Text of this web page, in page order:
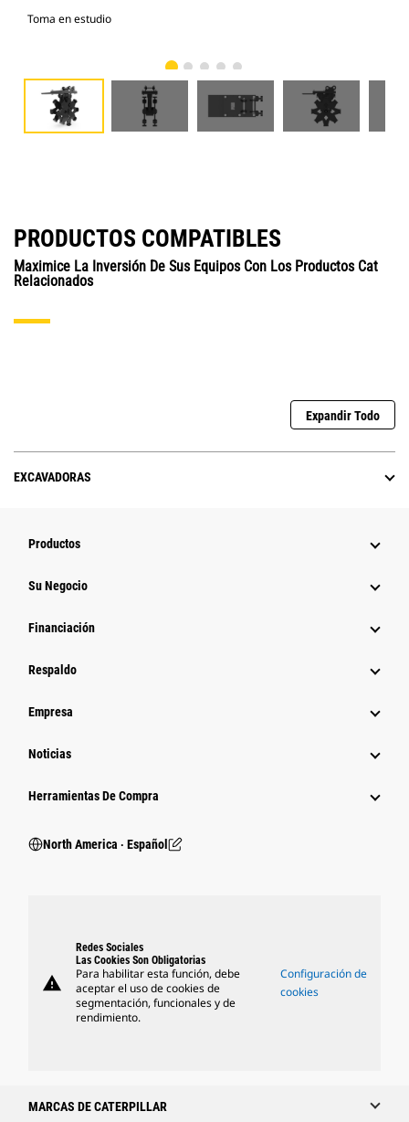
Toma en estudio
PRODUCTOS COMPATIBLES
Maximice La Inversión De Sus Equipos Con Los Productos Cat
Relacionados
Expandir Todo
EXCAVADORAS
Productos
Su Negocio
Financiación
Respaldo
Empresa
Noticias
Herramientas De Compra
North America ‧ Español
warning
Redes Sociales
Las Cookies Son Obligatorias
Para habilitar esta función, debe
aceptar el uso de cookies de
segmentación, funcionales y de
rendimiento.
Configuración de
cookies
MARCAS DE CATERPILLAR